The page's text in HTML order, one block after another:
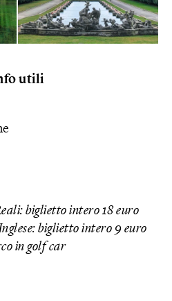
utili
biglietto intero 18 euro
biglietto intero 9 euro
in golf car